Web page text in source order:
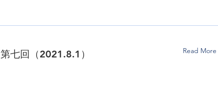
第七回（2021.8.1） Read More